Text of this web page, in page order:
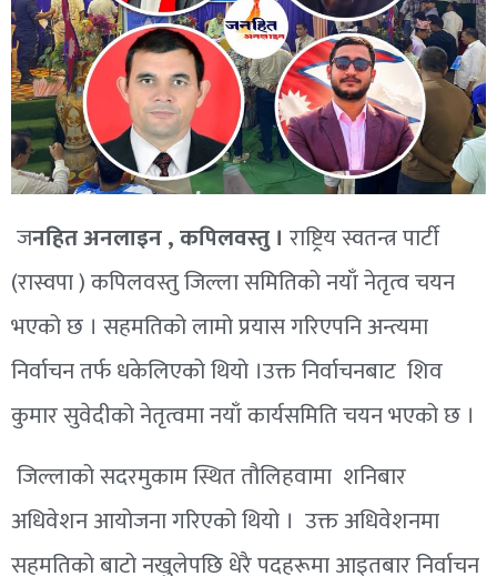
जनहित अनलाइन ,कपिलवस्तु। राष्ट्रियस्वतन्त्र पार्टी
(रास्वपा)कपिलवस्तुजिल्ला समितिको नयाँ नेतृत्व चयन
भएको छ । सहमतिको लामो प्रयास गरिएपनि अन्त्यमा
निर्वाचन तर्फ धकेलिएको थियो ।उक्त निर्वाचनबाट शिव
कुमार सुवेदीको नेतृत्वमा नयाँ कार्यसमिति चयन भएको छ ।
जिल्लाको सदरमुकाम स्थित तौलिहवामा शनिबार
अधिवेशन आयोजना गरिएको थियो । उक्त अधिवेशनमा
सहमतिको बाटोनखुलेपछिधेरैपदहरूमाआइतबारनिर्वाचन